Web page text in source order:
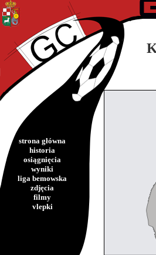
strona główna
historia
osiągnięcia
wyniki
liga bemowska
zdjęcia
filmy
vlepki